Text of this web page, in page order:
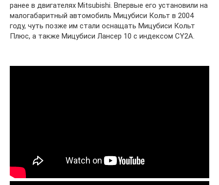
ранее в двигателях Mitsubishi. Впервые его установили на
малогабаритный автомобиль Мицубиси Кольт в 2004
году, чуть позже им стали оснащать Мицубиси Кольт
Плюс, а также Мицубиси Лансер 10 с индексом CY2A.